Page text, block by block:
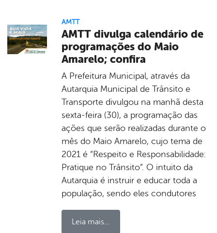
AMTT
AMTT divulga calendário de
programações do Maio
Amarelo; confira
A Prefeitura Municipal, através da
Autarquia Municipal de Trânsito e
Transporte divulgou na manhã desta
sexta-feira (30), a programação das
ações que serão realizadas durante o
mês do Maio Amarelo, cujo tema de
2021 é “Respeito e Responsabilidade:
Pratique no Trânsito”. O intuito da
Autarquia é instruir e educar toda a
população, sendo eles condutores
Leia mais...